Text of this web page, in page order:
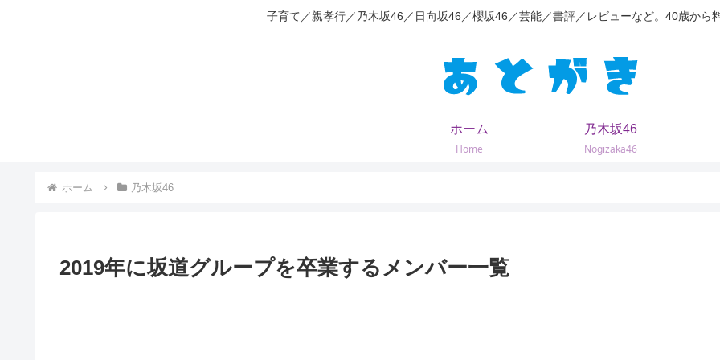
子育て／親孝行／乃木坂46／日向坂46／櫻坂46／芸能／書評／レビューなど。40歳から
ホーム
Home
乃木坂46
Nogizaka46
ホーム 乃木坂46
2019年に坂道グループを卒業するメンバー一覧